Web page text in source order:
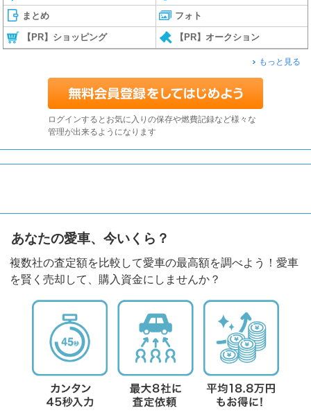
まとめ フォト
【PR】ショッピング 【PR】オークション
もっと見る
ログインするとお気に入りの保存や燃費記録など様々な
管理が出来るようになります
あなたの愛車、今いくら？
複数社の査定額を比較して愛車の最高額を調べよう！愛車
を賢く売却して、購入資金にしませんか？